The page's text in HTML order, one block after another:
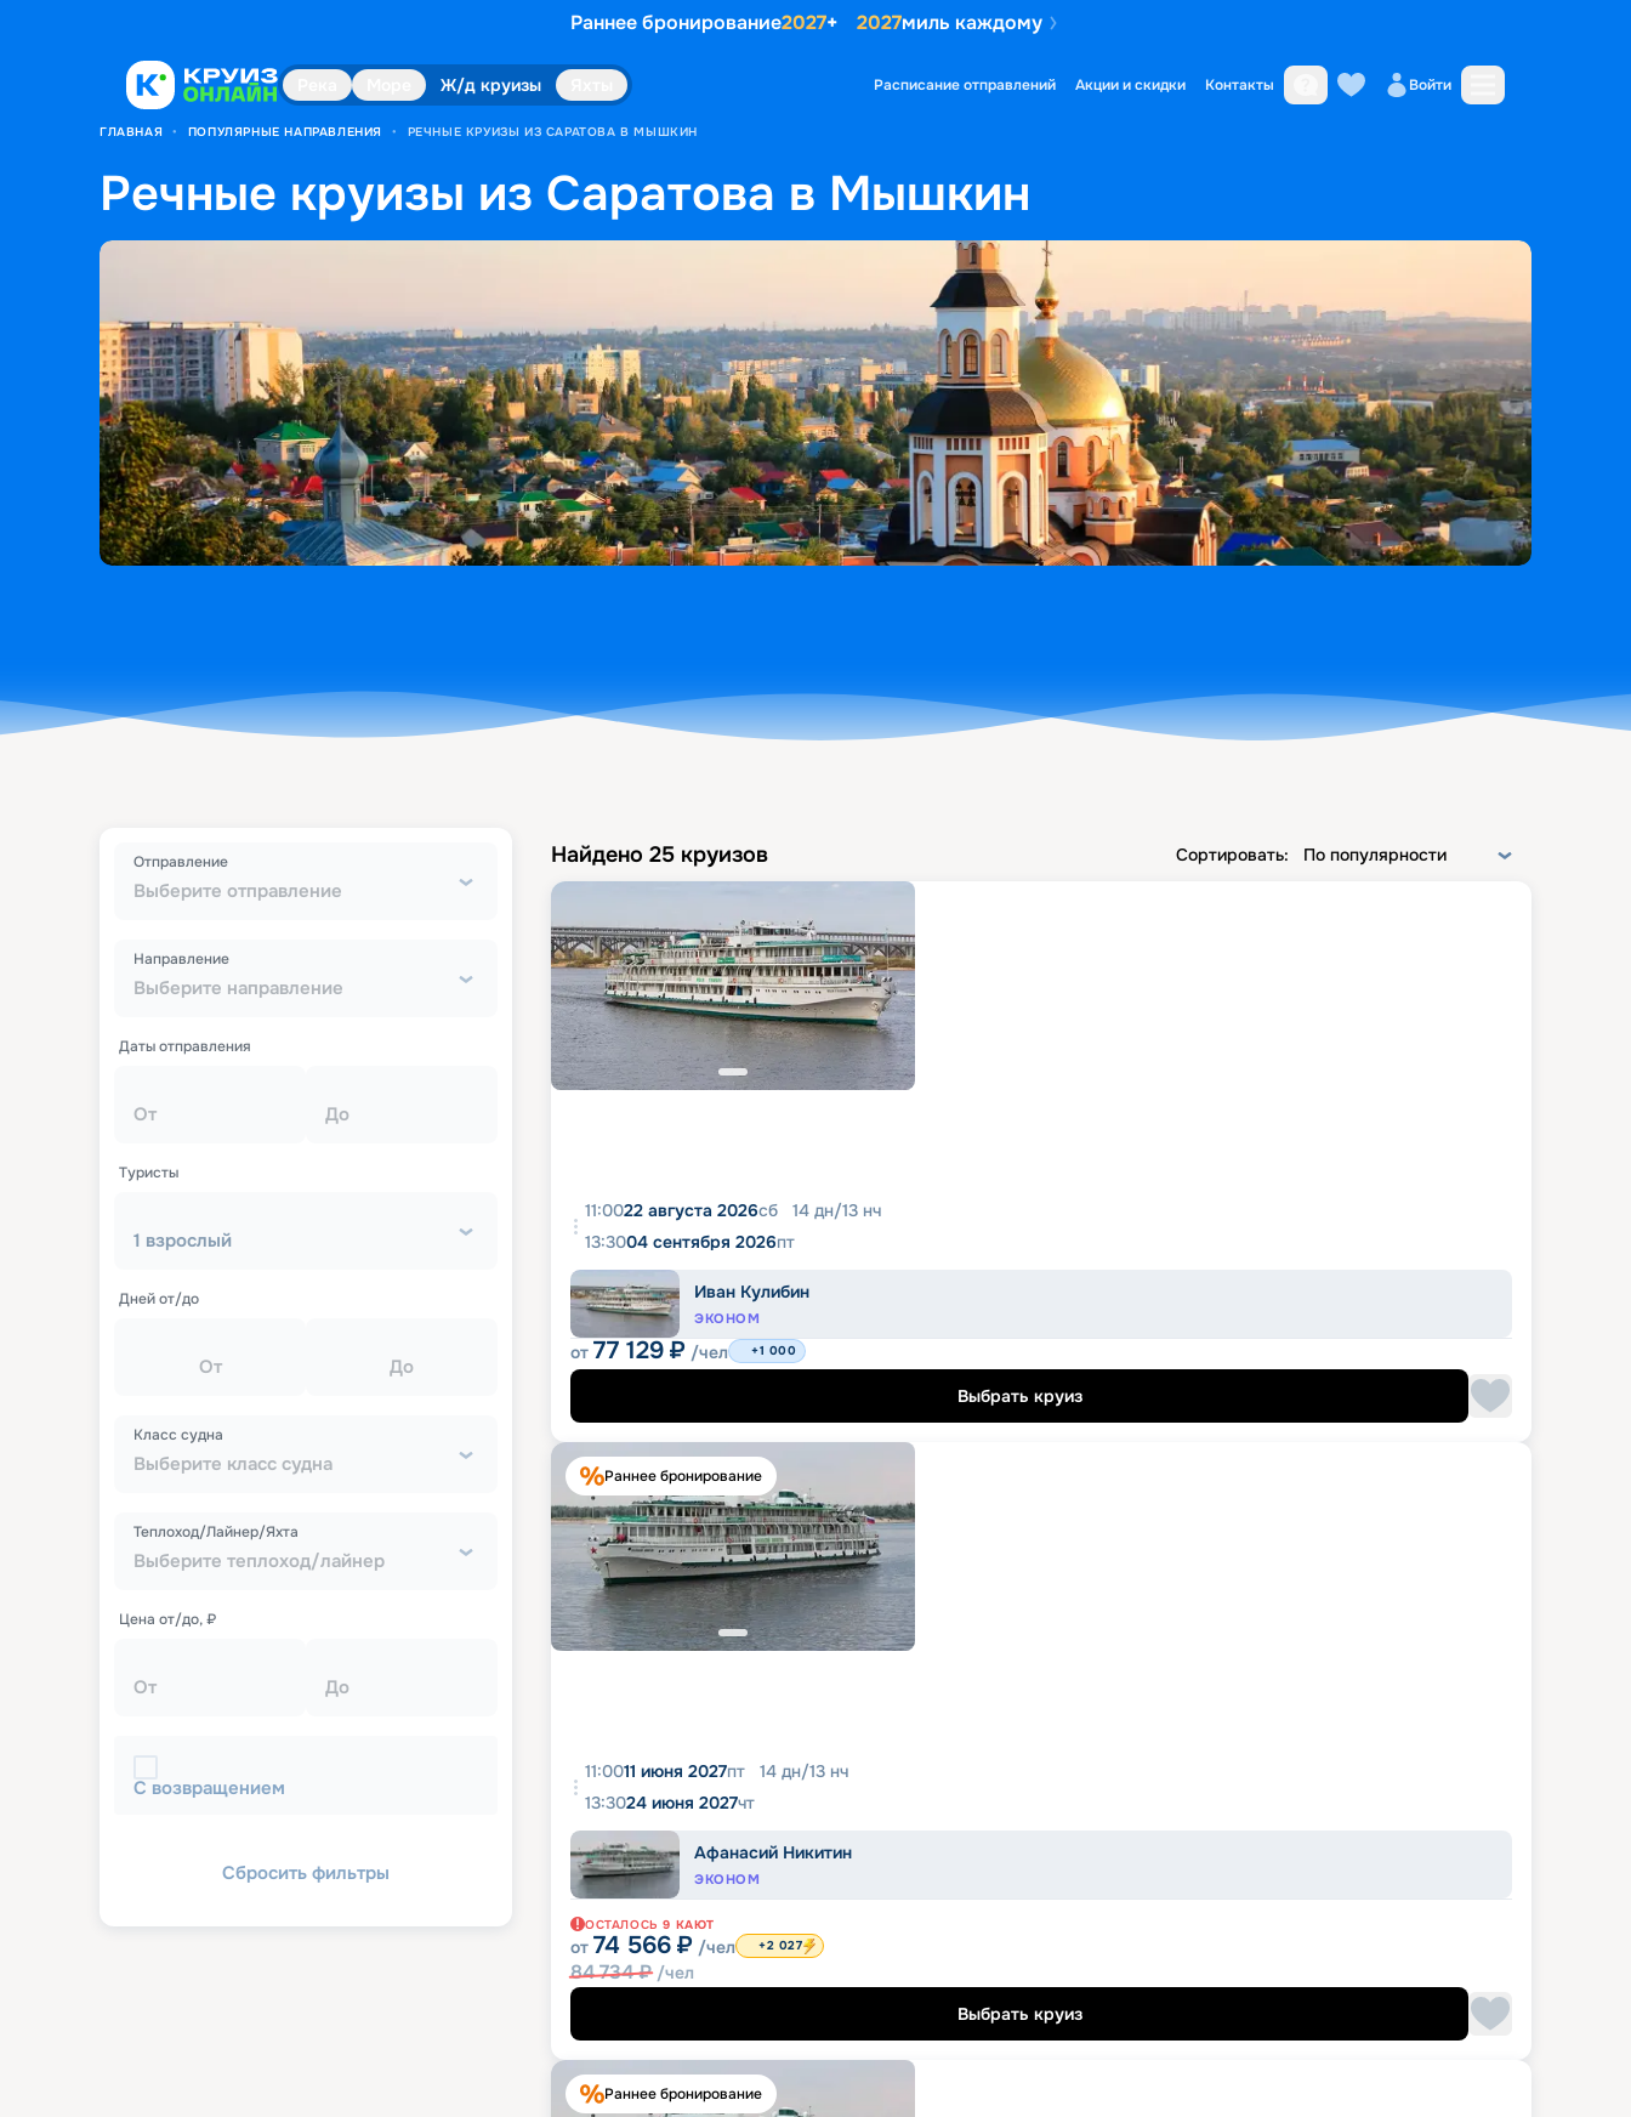
Раннее бронирование2027+ 2027миль каждому
Ж/д круизы Расписание отправлений Акции и скидки Контакты Войти
ГЛАВНАЯ • ПОПУЛЯРНЫЕ НАПРАВЛЕНИЯ • РЕЧНЫЕ КРУИЗЫ ИЗ САРАТОВА В МЫШКИН
Речные круизы из Саратова в Мышкин
Выберите отправление
Отправление
Выберите направление
Направление
Даты отправления
От До
Туристы
1 взрослый
Дней от/до
От До
Выберите класс судна
Класс судна
Выберите теплоход/лайнер
Теплоход/Лайнер/Яхта
Цена от/до, ₽
От До
С возвращением
Сбросить фильтры
Найдено 25 круизов Сортировать: По популярности
11:0022 августа 2026сб 14 дн/13 нч
13:3004 сентября 2026пт
Иван Кулибин
ЭКОНОМ
от 77 129 ₽ /чел +1 000
Выбрать круиз
Раннее бронирование
11:0011 июня 2027пт 14 дн/13 нч
13:3024 июня 2027чт
Афанасий Никитин
ЭКОНОМ
ОСТАЛОСЬ 9 КАЮТ
от 74 566 ₽ /чел
84 734₽ /чел
+2 027
Выбрать круиз
Раннее бронирование